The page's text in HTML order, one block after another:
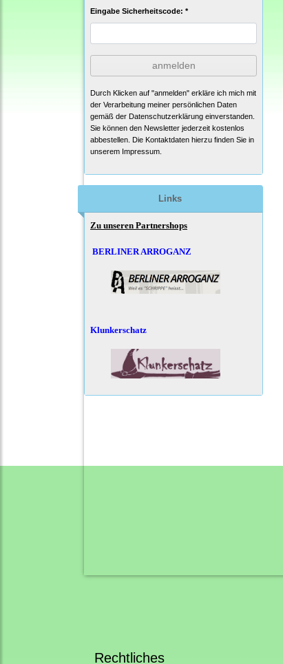
Eingabe Sicherheitscode: *
anmelden
Durch Klicken auf "anmelden" erkläre ich mich mit
der Verarbeitung meiner persönlichen Daten
gemäß der Datenschutzerklärung einverstanden.
Sie können den Newsletter jederzeit kostenlos
abbestellen. Die Kontaktdaten hierzu finden Sie in
unserem Impressum.
Links
Zu unseren Partnershops
BERLINER ARROGANZ
Klunkerschatz
Rechtliches